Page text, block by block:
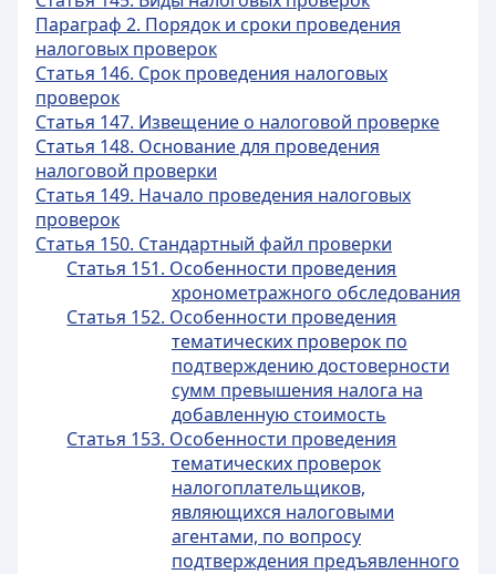
Параграф 2. Порядок и сроки проведения
налоговых проверок
Статья 146. Срок проведения налоговых
проверок
Статья 147. Извещение о налоговой проверке
Статья 148. Основание для проведения
налоговой проверки
Статья 149. Начало проведения налоговых
проверок
Статья 150. Стандартный файл проверки
Статья 151. Особенности проведения
хронометражного обследования
Статья 152. Особенности проведения
тематических проверок по
подтверждению достоверности
сумм превышения налога на
добавленную стоимость
Статья 153. Особенности проведения
тематических проверок
налогоплательщиков,
являющихся налоговыми
агентами, по вопросу
подтверждения предъявленного